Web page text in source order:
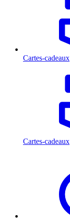
Cartes-cadeaux
Cartes-cadeaux